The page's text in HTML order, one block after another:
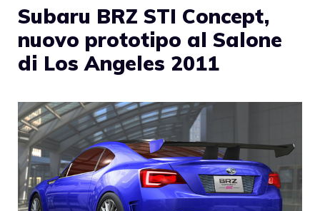
Subaru BRZ STI Concept,
nuovo prototipo al Salone
di Los Angeles 2011